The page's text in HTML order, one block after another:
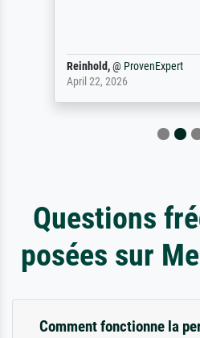
Reinhold,@ ProvenExpert
April 22, 2026
Questions
posées sur
Comment fonctionne la